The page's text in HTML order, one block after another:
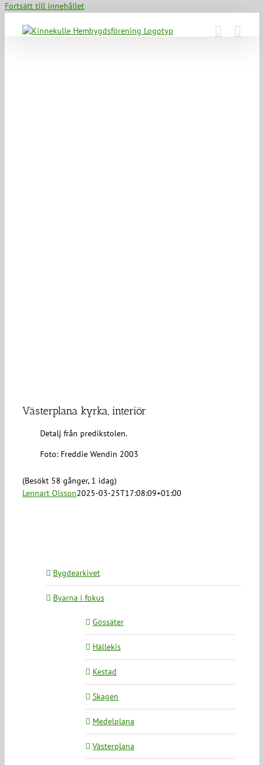
Fortsätt till innehållet
Västerplana kyrka, interiör
Detalj från predikstolen.
Foto: Freddie Wendin 2003
(Besökt 58 gånger, 1 idag)
Lennart Olsson2025-03-25T17:08:09+01:00
Bygdearkivet
Byarna i fokus
Gössäter
Hällekis
Kestad
Skagen
Medelplana
Västerplana